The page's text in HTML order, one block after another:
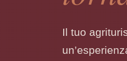
Il tuo